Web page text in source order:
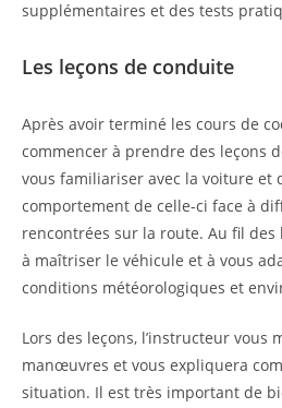
supplémentaires et des tests
Les leçons de conduite
Après avoir terminé les cours de
commencer à prendre des leçons
vous familiariser avec la voiture et
comportement de celle-ci face à
rencontrées sur la route. Au fil des
à maîtriser le véhicule et à vous
conditions météorologiques et
Lors des leçons, l’instructeur vous
manœuvres et vous expliquera
situation. Il est très important de